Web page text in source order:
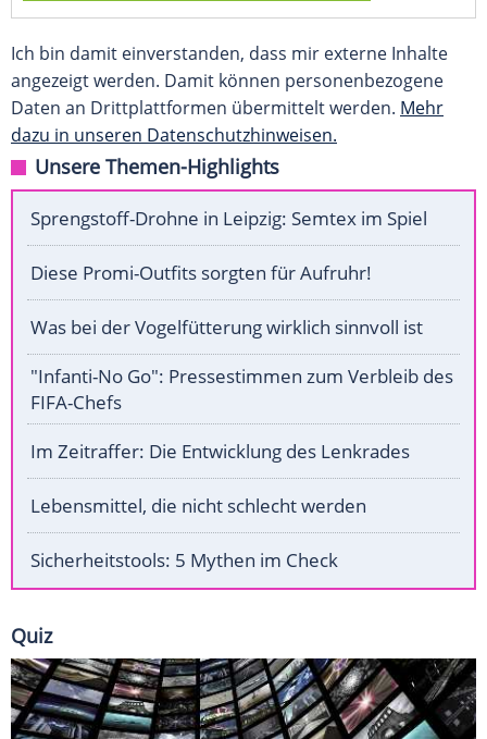
Ich bin damit einverstanden, dass mir externe Inhalte
angezeigt werden. Damit können personenbezogene
Daten an Drittplattformen übermittelt werden. Mehr
dazu in unseren Datenschutzhinweisen.
Unsere Themen-Highlights
Sprengstoff-Drohne in Leipzig: Semtex im Spiel
Diese Promi-Outfits sorgten für Aufruhr!
Was bei der Vogelfütterung wirklich sinnvoll ist
"Infanti-No Go": Pressestimmen zum Verbleib des
FIFA-Chefs
Im Zeitraffer: Die Entwicklung des Lenkrades
Lebensmittel, die nicht schlecht werden
Sicherheitstools: 5 Mythen im Check
Quiz